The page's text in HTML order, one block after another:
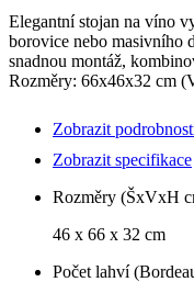
Elegantní stojan na víno
borovice nebo masivního
snadnou montáž,
Rozměry: 66x46x32 cm
Zobrazit
Zobrazit specifikace
Rozměry (ŠxVxH
46 x 66 x 32 cm
Počet lahví